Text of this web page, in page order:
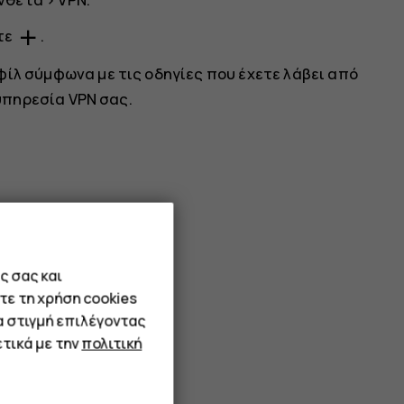
add .
σύμφωνα με τις οδηγίες που έχετε λάβει από
VPN σας.
σας και
τη χρήση cookies
επιλέγοντας
με τηνπολιτική